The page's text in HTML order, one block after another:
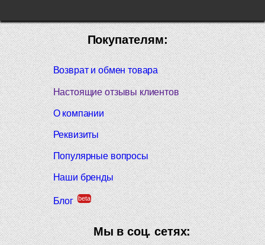
Покупателям:
Возврат и обмен товара
Настоящие отзывы клиентов
О компании
Реквизиты
Популярные вопросы
Наши бренды
Блог beta
Мы в соц. сетях: